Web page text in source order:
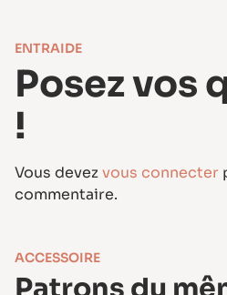
ENTRAIDE
Posez vos
!
Vous devezvous connecter
commentaire.
ACCESSOIRE